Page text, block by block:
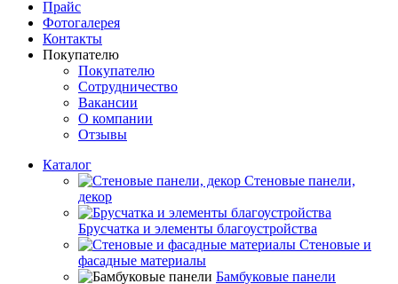
Прайс
Фотогалерея
Контакты
Покупателю
Покупателю
Сотрудничество
Вакансии
О компании
Отзывы
Каталог
Стеновые панели,
декор
Брусчатка и элементы благоустройства
Стеновые и
фасадные материалы
Бамбуковые панели